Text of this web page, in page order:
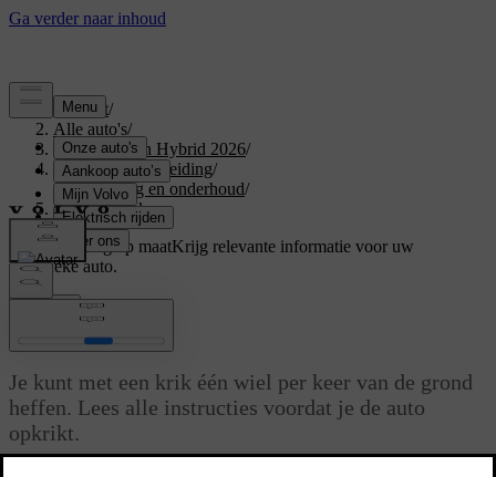
Support/
Alle auto's/
XC60 Plug-in Hybrid 2026/
Gebruikershandleiding/
Verzorging en onderhoud/
Auto opkrikken
Ondersteuning op maatKrijg relevante informatie voor uw
specifieke auto.
Auto opkrikken
Je kunt met een krik één wiel per keer van de grond
heffen. Lees alle instructies voordat je de auto
opkrikt.